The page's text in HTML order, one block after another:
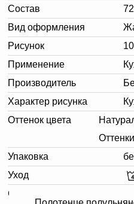
Состав
Вид оформления
Рисунок
Применение
Производитель
Характер рисунка
Оттенок цвета
Упаковка
Уход
Описание